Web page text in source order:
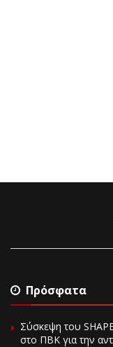
Πρόσφατα
Σύσκεψη του
στο ΠΒΚ για την